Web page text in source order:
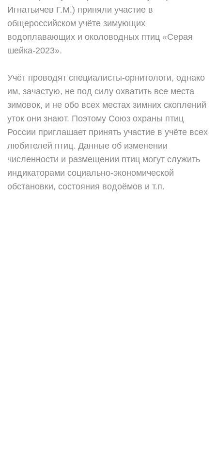
Игнатьичев Г.М.) приняли участие в
общероссийском учёте зимующих
водоплавающих и околоводных птиц «Серая
шейка-2023».
Учёт проводят специалисты-орнитологи, однако
им, зачастую, не под силу охватить все места
зимовок, и не обо всех местах зимних скоплений
уток они знают. Поэтому Союз охраны птиц
России приглашает принять участие в учёте всех
любителей птиц. Данные об изменении
численности и размещении птиц могут служить
индикаторами социально-экономической
обстановки, состояния водоёмов и т.п.